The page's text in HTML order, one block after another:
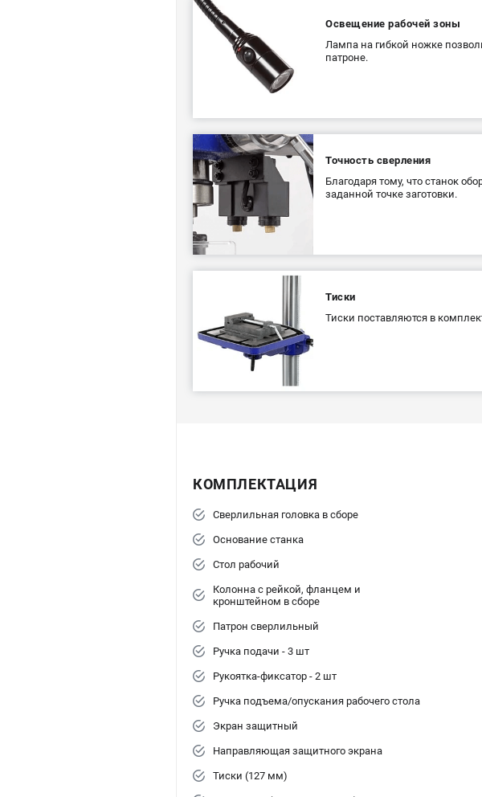
Освещение рабочей зоны
Лампа на гибкой ножке
патроне.
Точность сверления
Благодаря тому, что станок
заданной точке заготовки.
Тиски
Тиски поставляются в
КОМПЛЕКТАЦИЯ
Сверлильная головка в сборе
Основание станка
Стол рабочий
Колонна с рейкой, фланцем и
кронштейном в сборе
Патрон сверлильный
Ручка подачи - 3 шт
Рукоятка-фиксатор - 2 шт
Ручка подъема/опускания рабочего стола
Экран защитный
Направляющая защитного экрана
Тиски (127 мм)